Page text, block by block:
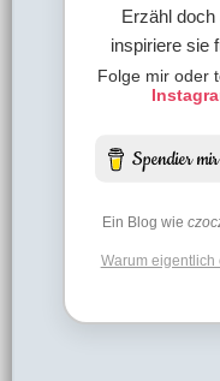
Erzähl
inspiriere sie
Folge mir oder
Ein Blog wie
Warum eigentlich